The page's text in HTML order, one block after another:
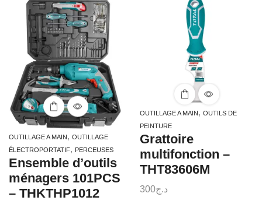
OUTILLAGE A MAIN, OUTILLAGE
ÉLECTROPORTATIF, PERCEUSES
Ensemble d’outils
ménagers 101PCS
– THKTHP1012
OUTILLAGE A MAIN, OUTILS DE
PEINTURE
Grattoire
multifonction –
THT83606M
د.ج300